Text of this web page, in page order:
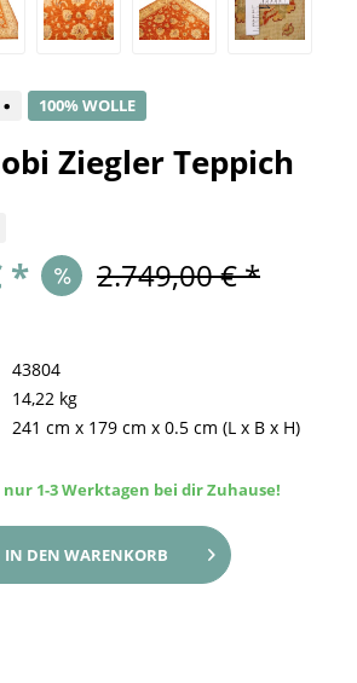
100% WOLLE
Ziegler Teppich
* 2.749,00 € *
43804
14,22 kg
241 cm x 179 cm x 0.5 cm (L x B x H)
1-3 Werktagen bei dir Zuhause!
IN DEN WARENKORB